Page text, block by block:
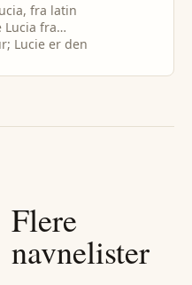
fra latin
fra
Lucie er den
Flere
navnelister